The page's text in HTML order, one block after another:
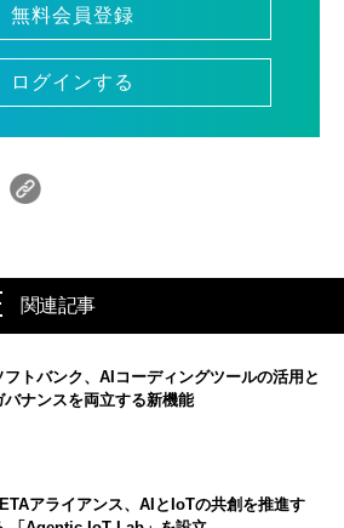
無料会員登録
ログインする
関連記事
フトバンク、AIコーディングツールの活用と
バナンスを両立する新機能
アライアンス、AIとIoTの共創を推進す